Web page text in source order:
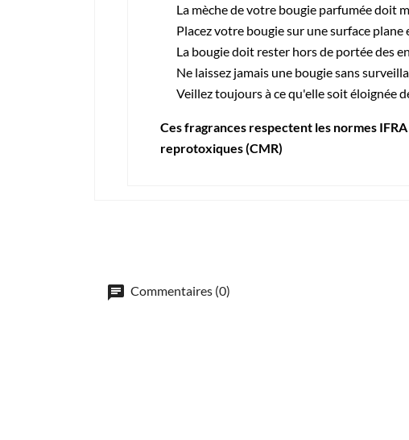
La mèche de votre bougie parfumée doit
Placez votre bougie sur une surface
La bougie doit rester hors de portée des
Ne laissez jamais une bougie sans
Veillez toujours à ce qu'elle soit éloignée
Ces fragrances respectent les normes
reprotoxiques (CMR)
Commentaires (0)